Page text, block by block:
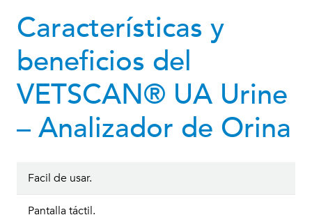
Características y
beneficios del
VETSCAN® UA Urine
– Analizador de Orina
Facil de usar.
Pantalla táctil.